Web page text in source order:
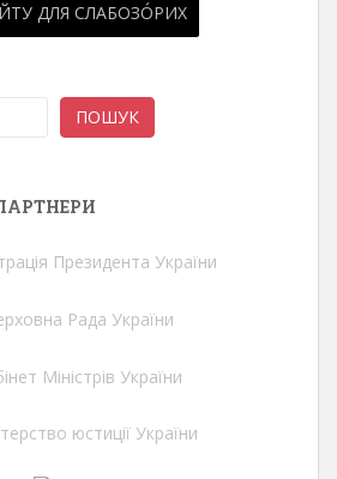
ДЛЯ СЛАБОЗО́РИХ
ПОШУК